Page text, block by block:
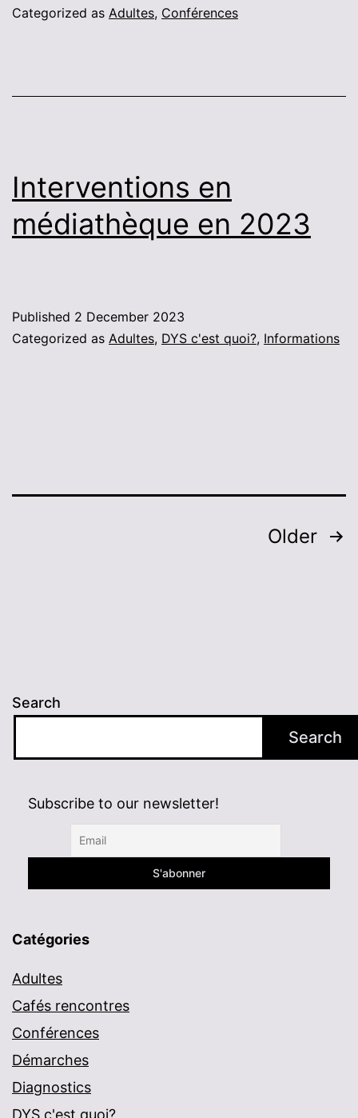
Categorized as Adultes, Conférences
Interventions en
médiathèque en 2023
Published 2 December 2023
Categorized as Adultes, DYS c'est quoi?, Informations
Older
Search
Search
Subscribe to our newsletter!
Catégories
Adultes
Cafés rencontres
Conférences
Démarches
Diagnostics